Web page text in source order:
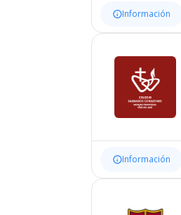
Información
Información